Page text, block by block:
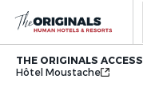
THE ORIGINALS ACCESS
Hôtel Moustache